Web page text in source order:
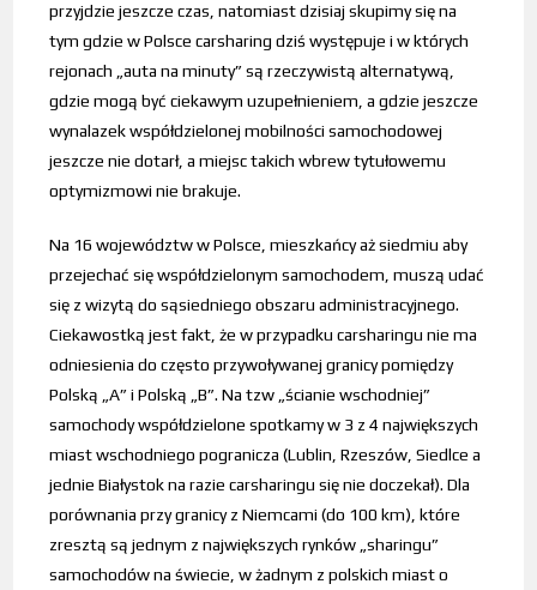
przyjdzie jeszcze czas, natomiast dzisiaj skupimy się na
tym gdzie w Polsce carsharing dziś występuje i w których
rejonach „auta na minuty” są rzeczywistą alternatywą,
gdzie mogą być ciekawym uzupełnieniem, a gdzie jeszcze
wynalazek współdzielonej mobilności samochodowej
jeszcze nie dotarł, a miejsc takich wbrew tytułowemu
optymizmowi nie brakuje.
Na 16 województw w Polsce, mieszkańcy aż siedmiu aby
przejechać się współdzielonym samochodem, muszą udać
się z wizytą do sąsiedniego obszaru administracyjnego.
Ciekawostką jest fakt, że w przypadku carsharingu nie ma
odniesienia do często przywoływanej granicy pomiędzy
Polską „A” i Polską „B”. Na tzw „ścianie wschodniej”
samochody współdzielone spotkamy w 3 z 4 największych
miast wschodniego pogranicza (Lublin, Rzeszów, Siedlce a
jednie Białystok na razie carsharingu się nie doczekał). Dla
porównania przy granicy z Niemcami (do 100 km), które
zresztą są jednym z największych rynków „sharingu”
samochodów na świecie, w żadnym z polskich miast o